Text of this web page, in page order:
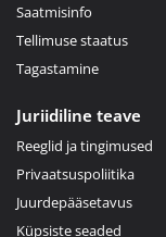
Saatmisinfo
Tellimuse staatus
Tagastamine
Juriidiline teave
Reeglid ja tingimused
Privaatsuspoliitika
Juurdepääsetavus
Küpsiste seaded